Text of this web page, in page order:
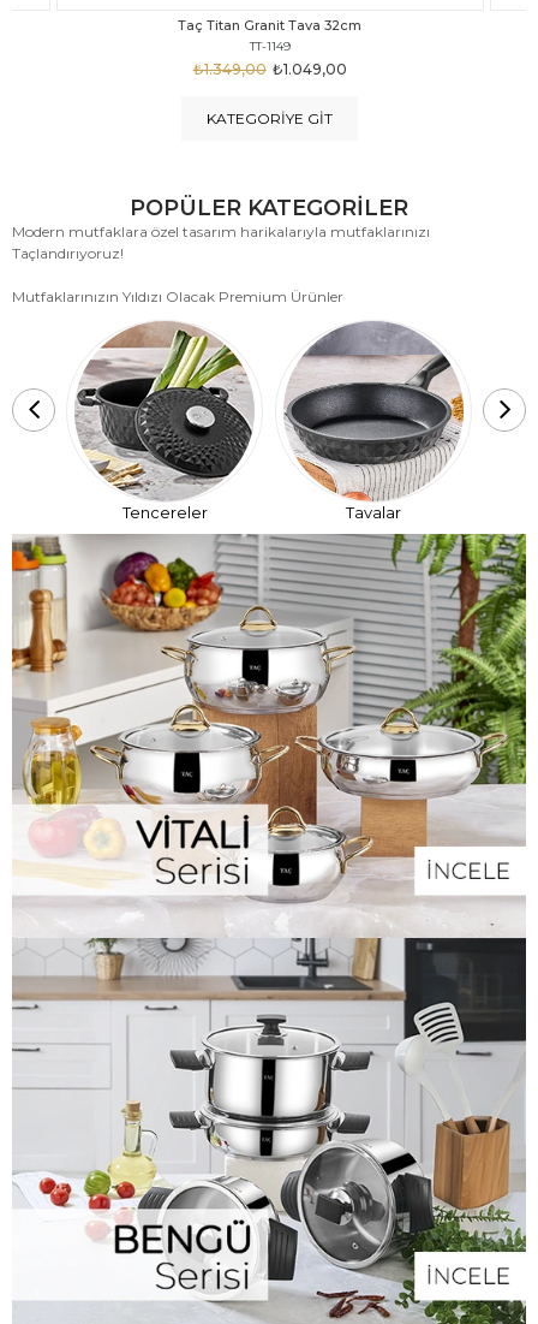
Taç Titan Granit Tava 30cm
TT-1148
₺999,00
₺1.875,00
KATEGORIYE GIT
POPÜLER KATEGORİLER
Modern mutfaklara özel tasarım harikalarıyla mutfaklarınızı
Taçlandırıyoruz!
Mutfaklarınızın Yıldızı Olacak Premium Ürünler
Tencereler Tavalar